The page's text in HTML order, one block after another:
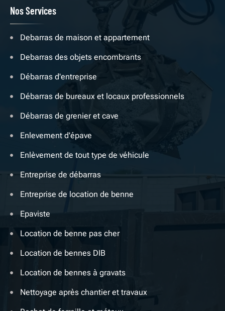
Nos Services
Debarras de maison et appartement
Debarras des objets encombrants
Débarras d'entreprise
Débarras de bureaux et locaux professionnels
Débarras de grenier et cave
Enlevement d'épave
Enlèvement de tout type de véhicule
Entreprise de débarras
Entreprise de location de benne
Epaviste
Location de benne pas cher
Location de bennes DIB
Location de bennes à gravats
Nettoyage après chantier et travaux